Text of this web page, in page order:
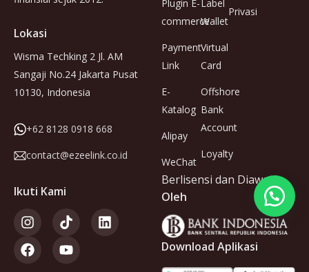
Lokasi
Wisma Techking 2 Jl. AM
Sangaji No.24 Jakarta Pusat
10130, Indonesia
+62 8128 0918 668
contact@ezeelink.co.id
Ikuti Kami
Plugin E-
commerce
Payment
Link
E-
Katalog
Alipay
WeChat
Label
Wallet
Virtual
Card
Offshore
Bank
Account
Loyalty
Privasi
Berlisensi dan Diawasi
Oleh
Download Aplikasi